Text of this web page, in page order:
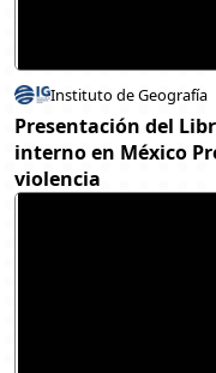
Instituto de Geografía
Presentación del
interno en México
violencia